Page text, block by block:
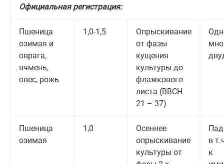
Официальная регистрация:
Пшеница
озимая и
оврага,
ячмень,
овес, рожь
1,0-1,5
Опрыскивание
от фазы
кущения
культуры до
флажкового
листа (ВВСН
21 – 37)
Пшеница
озимая
1,0
Осеннее
опрыскивание
культуры от
в
к